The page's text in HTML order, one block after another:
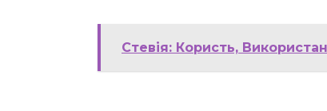
Стевія: Користь,